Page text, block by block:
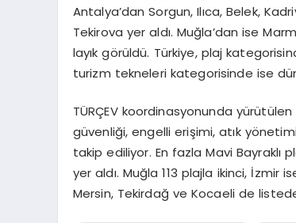
Antalya’dan Sorgun, Ilıca, Belek,
Tekirova yer aldı. Muğla’dan ise
layık görüldü. Türkiye, plaj
turizm tekneleri kategorisinde ise
TÜRÇEV koordinasyonunda
güvenliği, engelli erişimi, atık
takip ediliyor. En fazla Mavi Bayraklı
yer aldı. Muğla 113 plajla ikinci, İzmir
Mersin, Tekirdağ ve Kocaeli de